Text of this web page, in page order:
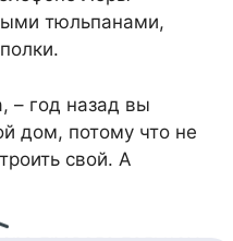
тюльпанами,
– год назад вы
дом, потому что не
свой. А